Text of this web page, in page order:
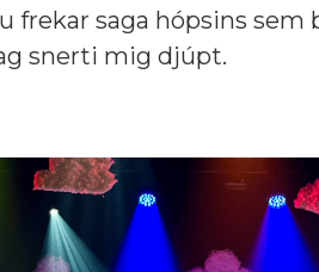
frekar saga hópsins sem
snerti mig djúpt.